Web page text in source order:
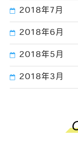
2018年7月
2018年6月
2018年5月
2018年3月